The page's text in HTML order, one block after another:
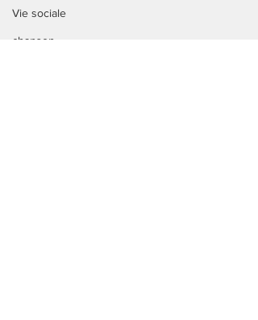
Vie sociale
chanson